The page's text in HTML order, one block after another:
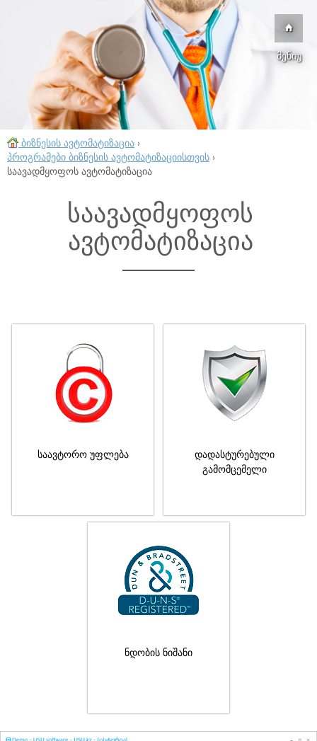
მენიუ
ბიზნესის ავტომატიზაცია ›
პროგრამები ბიზნესის ავტომატიზაციისთვის ›
საავადმყოფოს ავტომატიზაცია
საავადმყოფოს
ავტომატიზაცია
საავტორო უფლება
დადასტურებული
გამომცემელი
ნდობის ნიშანი